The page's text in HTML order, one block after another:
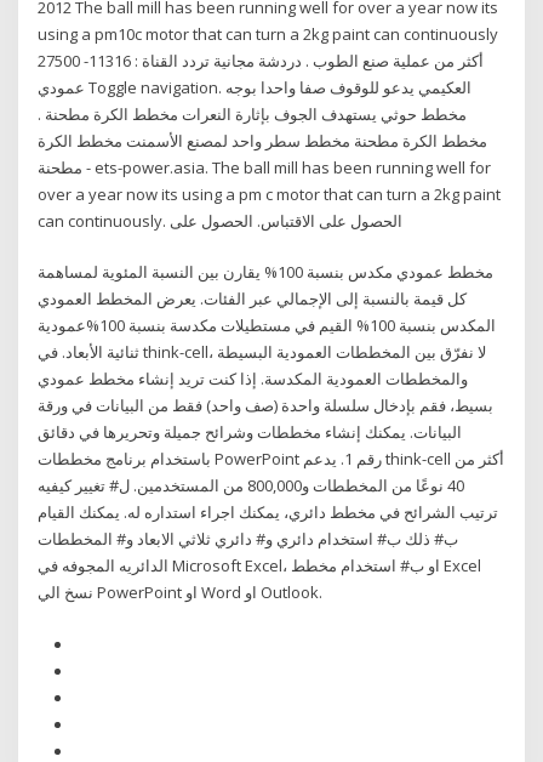
2012 The ball mill has been running well for over a year now its
using a pm10c motor that can turn a 2kg paint can continuously
أكثر من عملية صنع الطوب . دردشة مجانية تردد القناة : 11316- 27500
عمودي Toggle navigation. العكيمي يدعو للوقوف صفا واحدا بوجه
مخطط حوثي يستهدف الجوف بإثارة النعرات مخطط الكرة مطحنة .
مخطط الكرة مطحنة مخطط سطر واحد لمصنع الأسمنت مخطط الكرة
مطحنة - ets-power.asia. The ball mill has been running well for
over a year now its using a pm c motor that can turn a 2kg paint
can continuously. الحصول على الاقتباس. الحصول على
مخطط عمودي مكدس بنسبة 100% يقارن بين النسبة المئوية لمساهمة
كل قيمة بالنسبة إلى الإجمالي عبر الفئات. يعرض المخطط العمودي
المكدس بنسبة 100% القيم في مستطيلات مكدسة بنسبة 100%عمودية
ثنائية الأبعاد. في think-cell، لا نفرّق بين المخططات العمودية البسيطة
والمخططات العمودية المكدسة. إذا كنت تريد إنشاء مخطط عمودي
بسيط، فقم بإدخال سلسلة واحدة (صف واحد) فقط من البيانات في ورقة
البيانات. يمكنك إنشاء مخططات وشرائح جميلة وتحريرها في دقائق
باستخدام برنامج مخططات PowerPoint رقم 1. يدعم think-cell أكثر من
40 نوعًا من المخططات و800,000 من المستخدمين. ل# تغيير كيفيه
ترتيب الشرائح في مخطط دائري، يمكنك اجراء استداره له. يمكنك القيام
ب# ذلك ب# استخدام دائري و# دائري ثلاثي الابعاد و# المخططات
الدائريه المجوفه في Microsoft Excel، او ب# استخدام مخطط Excel
نسخ الي PowerPoint او Word او Outlook.